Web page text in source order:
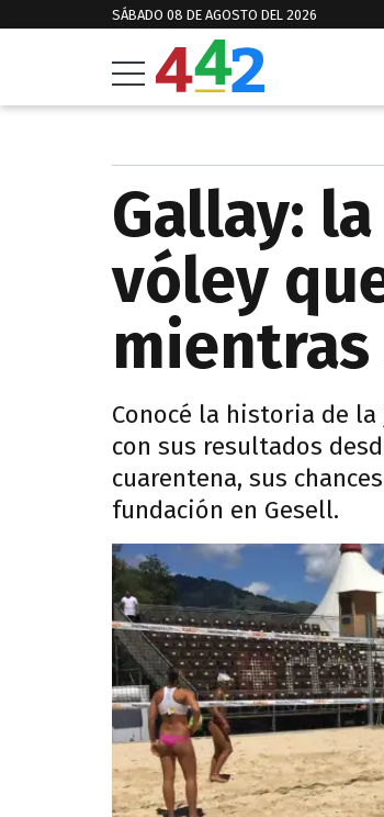
SÁBADO 08 DE AGOSTO DEL 2026
Gallay:
vóley
mientras
Conocé la historia de
con sus resultados
cuarentena, sus
fundación en Gesell.